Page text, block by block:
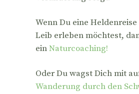
Wenn Du eine
Leib erleben möchtest,
einNaturcoaching!
Oder Du wagst Dich mit
Wanderung durch den